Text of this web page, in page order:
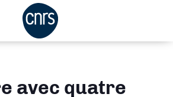
avec quatre